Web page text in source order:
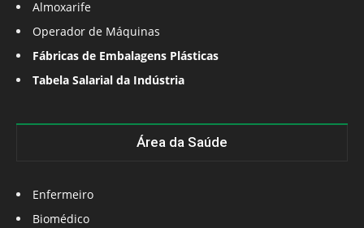
Almoxarife
Operador de Máquinas
Fábricas de Embalagens Plásticas
Tabela Salarial da Indústria
Área da Saúde
Enfermeiro
Biomédico